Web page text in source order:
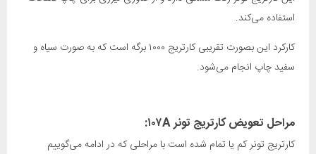
استفاده ‌می‌کند.
کارکرد این بصورت تقریبی کارتریج ۱۰۰۰ برگه است که به صورت سیاه و
سفید چاپ انجام ‌می‌شود.
مراحل تعویض کارتریج تونر ۱۰۷A:
کارتریج تونر کم یا تمام شده است با مراحلی که در ادامه ‌می‌گوییم